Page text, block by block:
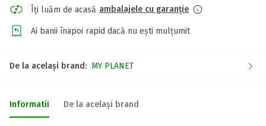
Îți luăm de acasă ambalajele cu garanție
Ai banii înapoi rapid dacă nu ești mulțumit
De la același brand: MY PLANET
Informatii De la același brand